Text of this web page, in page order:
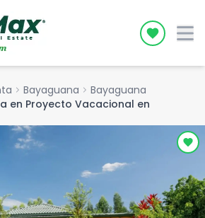
Icon
chevron_right Bayaguana chevron_right Bayaguana
en Proyecto Vacacional en